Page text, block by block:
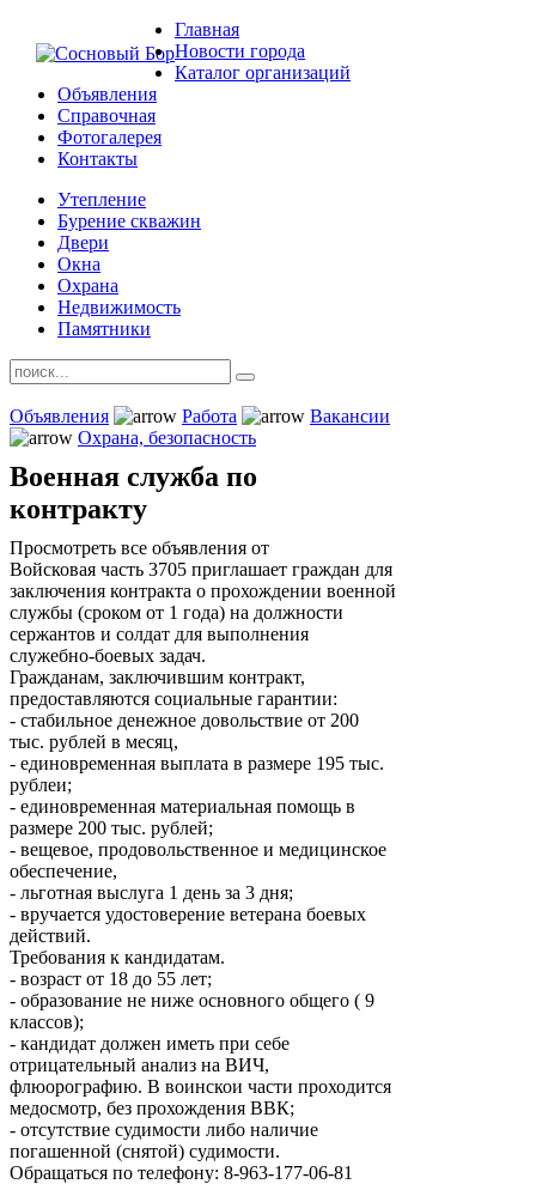
Главная
Новости города
Каталог организаций
Объявления
Справочная
Фотогалерея
Контакты
Утепление
Бурение скважин
Двери
Окна
Охрана
Недвижимость
Памятники
Объявления Работа
Вакансии
Охрана, безопасность
Военная служба по
контракту
Просмотреть все объявления от
Войсковая часть 3705 приглашает граждан для
заключения контракта о прохождении военной
службы (сроком от 1 года) на должности
сержантов и солдат для выполнения
служебно-боевых задач.
Гражданам, заключившим контракт,
предоставляются социальные гарантии:
- стабильное денежное довольствие от 200
тыс. рублей в месяц,
- единовременная выплата в размере 195 тыс.
рублеи;
- единовременная материальная помощь в
размере 200 тыс. рублей;
- вещевое, продовольственное и медицинское
обеспечение,
- льготная выслуга 1 день за 3 дня;
- вручается удостоверение ветерана боевых
действий.
Требования к кандидатам.
- возраст от 18 до 55 лет;
- образование не ниже основного общего ( 9
классов);
- кандидат должен иметь при себе
отрицательный анализ на ВИЧ,
флюорографию. В воинскои части проходится
медосмотр, без прохождения ВВК;
- отсутствие судимости либо наличие
погашенной (снятой) судимости.
Обращаться по телефону: 8-963-177-06-81